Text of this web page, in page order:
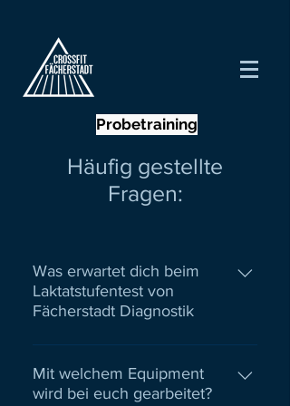
Probetraining
Häufig gestellte
Fragen:
Was erwartet dich beim
Laktatstufentest von
Fächerstadt Diagnostik
Wir starten mit einem umfassenden
Anamnese-Gespräch um dich und
deinen sportlichen Hintergrund
Mit welchem Equipment
wird bei euch gearbeitet?